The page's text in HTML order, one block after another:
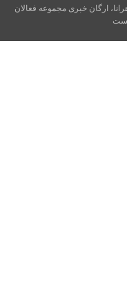
هرانا، ارگان خبری مجموعه فعالان